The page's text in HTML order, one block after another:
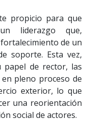
propicio para que
liderazgo que,
de un
soporte. Esta vez,
papel de rector, las
pleno proceso de
exterior, lo que
una reorientación
social de actores.